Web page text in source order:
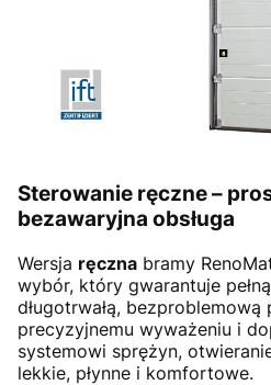
Sterowanie ręczne –
bezawaryjna obsługa
Wersja ręczna bramy
wybór, który gwarantuje
długotrwałą, bezproblemową
precyzyjnemu wyważeniu i
systemowi sprężyn,
lekkie, płynne i komfortowe.